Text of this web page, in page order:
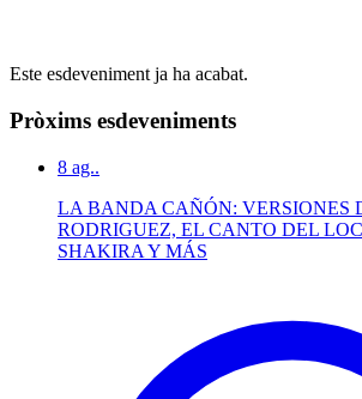
Este esdeveniment ja ha acabat.
Pròxims esdeveniments
8 ag..
LA BANDA CAÑÓN: VERSIONES
RODRIGUEZ, EL CANTO DEL
SHAKIRA Y MÁS